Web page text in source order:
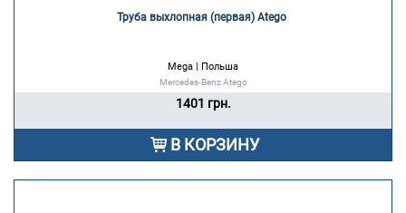
Труба выхлопная (первая) Atego
Mega | Польша
Mercedes-Benz Atego
1401 грн.
В КОРЗИНУ